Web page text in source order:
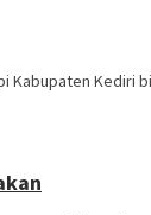
Kabupaten Kediri